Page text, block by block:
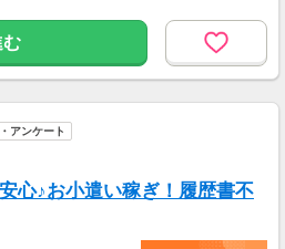
む
アンケート
心♪お小遣い稼ぎ！履歴書不